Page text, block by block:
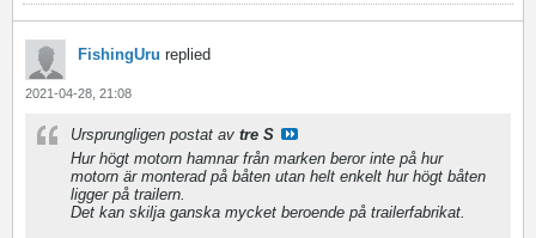
FishingUru replied
2021-04-28, 21:08
Ursprungligen postat av tre S
Hur högt motorn hamnar från marken beror inte på hur
motorn är monterad på båten utan helt enkelt hur högt båten
ligger på trailern.
Det kan skilja ganska mycket beroende på trailerfabrikat.